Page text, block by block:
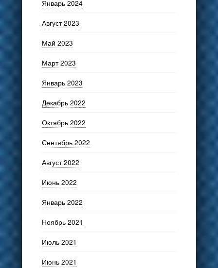
Январь 2024
Август 2023
Май 2023
Март 2023
Январь 2023
Декабрь 2022
Октябрь 2022
Сентябрь 2022
Август 2022
Июнь 2022
Январь 2022
Ноябрь 2021
Июль 2021
Июнь 2021